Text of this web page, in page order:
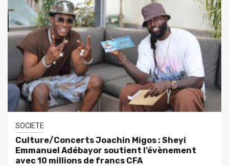
SOCIETE
Culture/Concerts Joachin Migos : Sheyi
Emmanuel Adébayor soutient l’évènement
avec 10 millions de francs CFA